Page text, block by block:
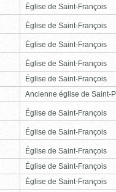
Église de Saint-François
Église de Saint-François
Église de Saint-François
Église de Saint-François
Église de Saint-François
Ancienne église de Saint-
Église de Saint-François
Église de Saint-François
Église de Saint-François
Église de Saint-François
Église de Saint-François